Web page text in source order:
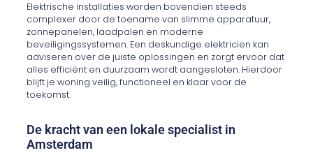
Elektrische installaties worden bovendien steeds
complexer door de toename van slimme apparatuur,
zonnepanelen, laadpalen en moderne
beveiligingssystemen. Een deskundige elektricien kan
adviseren over de juiste oplossingen en zorgt ervoor dat
alles efficiënt en duurzaam wordt aangesloten. Hierdoor
blijft je woning veilig, functioneel en klaar voor de
toekomst.
De kracht van een lokale specialist in
Amsterdam